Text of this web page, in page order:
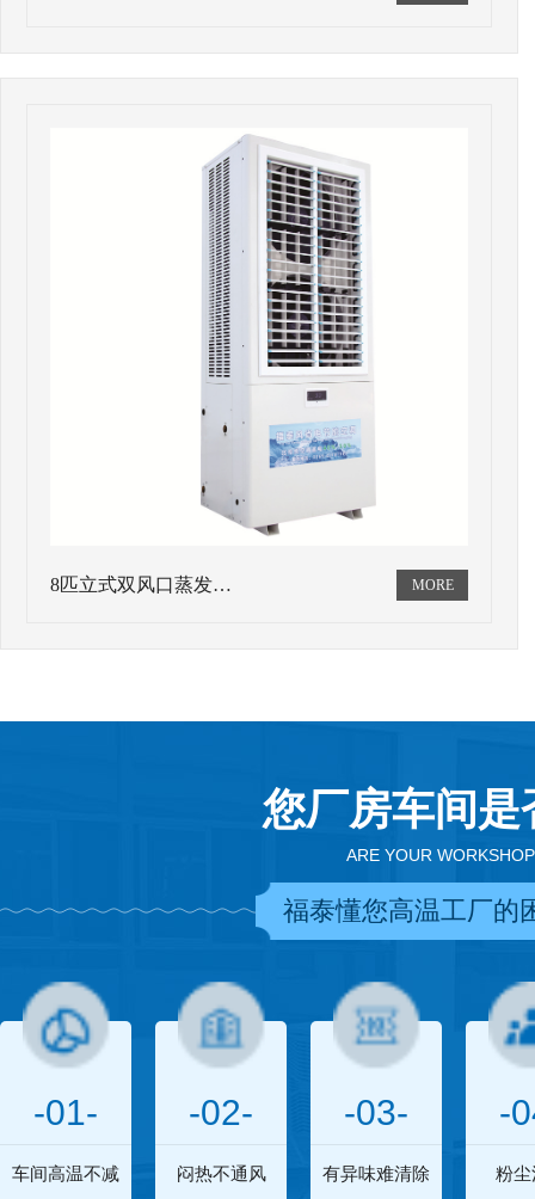
8匹立式双风口蒸发…
您厂房车间
ARE YOUR
福泰懂您高温工厂的
-01-
车间高温不减
-02-
闷热不通风
-03-
有异味难清除
-
粉尘